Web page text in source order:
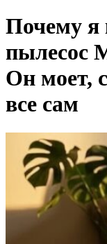
Почему я
пылесос
Он моет,
все сам